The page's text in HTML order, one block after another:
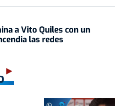
a Vito Quiles con un
las redes